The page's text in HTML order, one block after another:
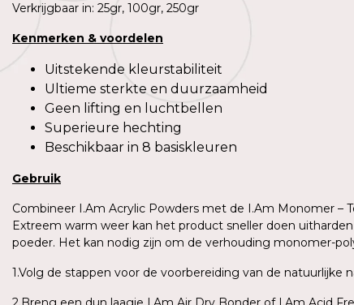
Verkrijgbaar in: 25gr, 100gr, 250gr
Kenmerken & voordelen
Uitstekende kleurstabiliteit
Ultieme sterkte en duurzaamheid
Geen lifting en luchtbellen
Superieure hechting
Beschikbaar in 8 basiskleuren
Gebruik
Combineer I.Am Acrylic Powders met de I.Am Monomer –
Extreem warm weer kan het product sneller doen
poeder. Het kan nodig zijn om de verhouding monomer-
1.Volg de stappen voor de voorbereiding van de natuurlijke